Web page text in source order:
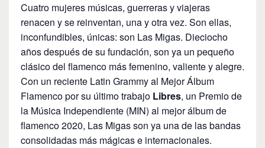
Cuatro mujeres músicas, guerreras y viajeras
renacen y se reinventan, una y otra vez. Son ellas,
inconfundibles, únicas: son Las Migas. Dieciocho
años después de su fundación, son ya un pequeño
clásico del flamenco más femenino, valiente y alegre.
Con un reciente Latin Grammy al Mejor Álbum
Flamenco por su último trabajo Libres, un Premio de
la Música Independiente (MIN) al mejor álbum de
flamenco 2020, Las Migas son ya una de las bandas
consolidadas más mágicas e internacionales.